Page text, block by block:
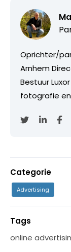
Oprichter/
Arnhem
Bestuur
fotografie
Categorie
Advertising
Tags
online